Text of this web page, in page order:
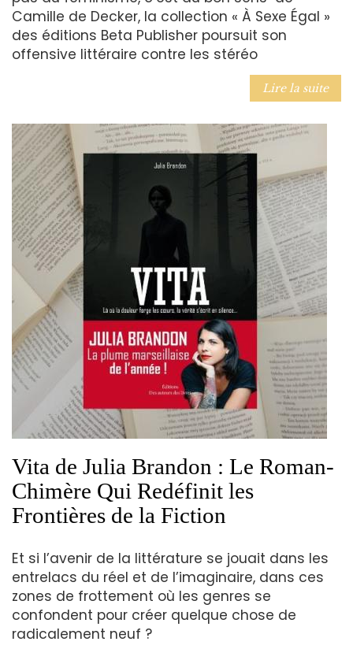
Camille de Decker, la collection « À Sexe Égal »
des éditions Beta Publisher poursuit son
offensive littéraire contre les stéréo
Lire la suite
Vita de Julia Brandon : Le Roman-
Chimère Qui Redéfinit les
Frontières de la Fiction
Et si l’avenir de la littérature se jouait dans les
entrelacs du réel et de l’imaginaire, dans ces
zones de frottement où les genres se
confondent pour créer quelque chose de
radicalement neuf ?